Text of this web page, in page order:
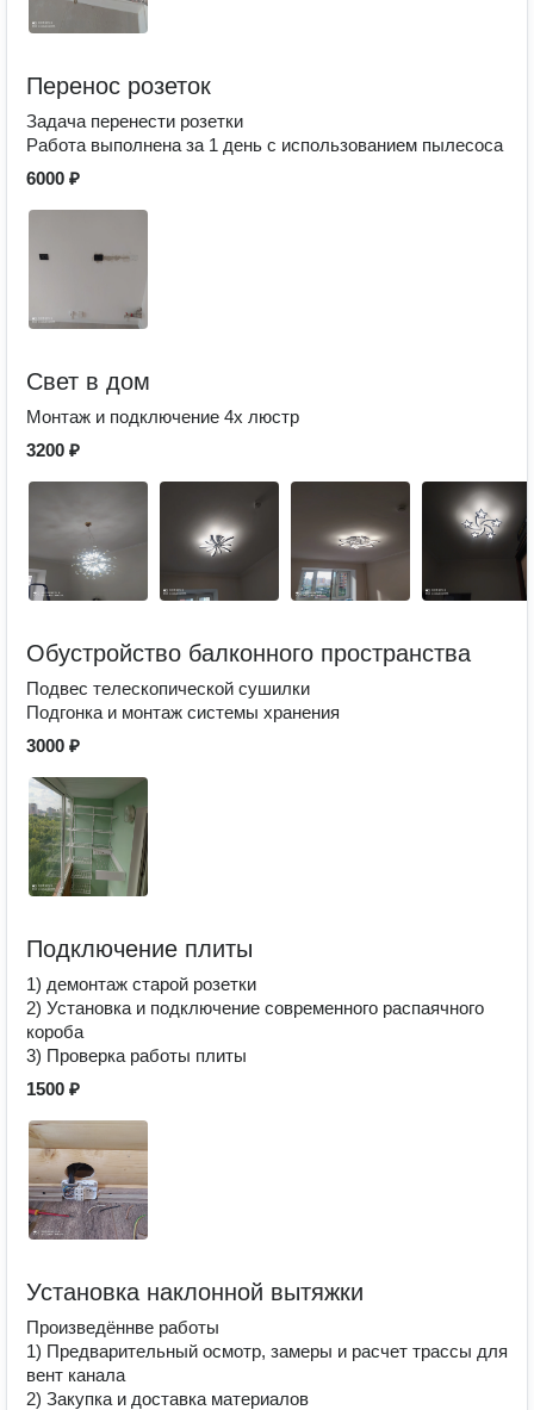
Перенос розеток
Задача перенести розетки
Работа выполнена за 1 день с использованием пылесоса
6000 ₽
Свет в дом
Монтаж и подключение 4х люстр
3200 ₽
Обустройство балконного пространства
Подвес телескопической сушилки
Подгонка и монтаж системы хранения
3000 ₽
Подключение плиты
1) демонтаж старой розетки
2) Установка и подключение современного распаячного
короба
3) Проверка работы плиты
1500 ₽
Установка наклонной вытяжки
Произведённве работы
1) Предварительный осмотр, замеры и расчет трассы для
вент канала
2) Закупка и доставка материалов